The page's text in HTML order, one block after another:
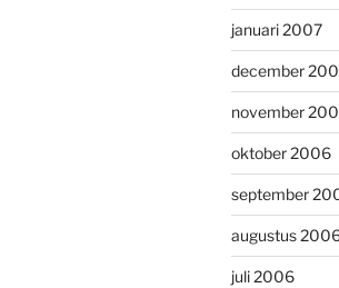
januari 2007
december
november
oktober 2006
september
augustus
juli 2006